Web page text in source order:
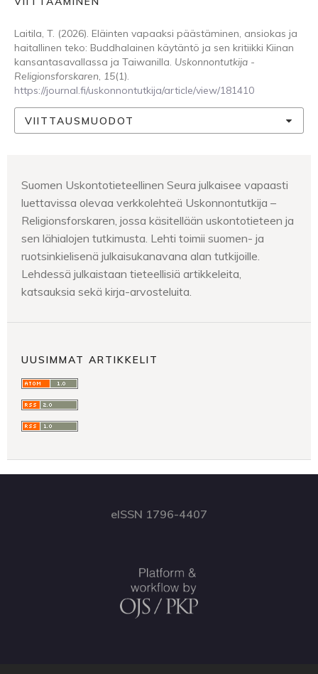
Laitila, T. (2026). Eläinten vapaaksi päästäminen, ansiokas ja
haitallinen teko: Buddhalainen käytäntö ja sen kritiikki Kiinan
kansantasavallassa ja Taiwanilla. Uskonnontutkija -
Religionsforskaren, 15(1).
https://journal.fi/uskonnontutkija/article/view/181410
VIITTAUSMUODOT
Suomen Uskontotieteellinen Seura julkaisee vapaasti
luettavissa olevaa verkkolehteä Uskonnontutkija –
Religionsforskaren, jossa käsitellään uskontotieteen ja
sen lähialojen tutkimusta. Lehti toimii suomen- ja
ruotsinkielisenä julkaisukanavana alan tutkijoille.
Lehdessä julkaistaan tieteellisiä artikkeleita,
katsauksia sekä kirja-arvosteluita.
UUSIMMAT ARTIKKELIT
eISSN 1796-4407